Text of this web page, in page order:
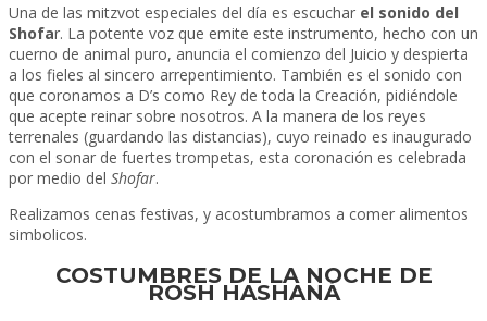
Una de las mitzvot especiales del día es escuchar el sonido del
Shofar. La potente voz que emite este instrumento, hecho con un
cuerno de animal puro, anuncia el comienzo del Juicio y despierta
a los fieles al sincero arrepentimiento. También es el sonido con
que coronamos a D’s como Rey de toda la Creación, pidiéndole
que acepte reinar sobre nosotros. A la manera de los reyes
terrenales (guardando las distancias), cuyo reinado es inaugurado
con el sonar de fuertes trompetas, esta coronación es celebrada
por medio del Shofar.
Realizamos cenas festivas, y acostumbramos a comer alimentos
simbolicos.
COSTUMBRES DE LA NOCHE DE
ROSH HASHANÁ